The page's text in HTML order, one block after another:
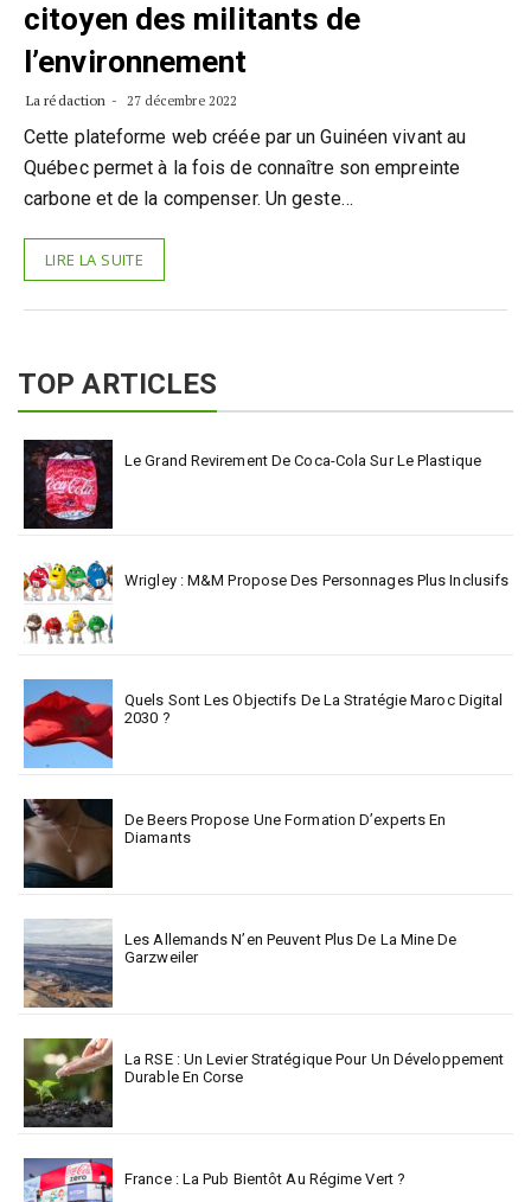
citoyen des militants de
l’environnement
La rédaction 27 décembre 2022
Cette plateforme web créée par un Guinéen vivant au
Québec permet à la fois de connaître son empreinte
carbone et de la compenser. Un geste…
LIRE LA SUITE
TOP ARTICLES
Le Grand Revirement De Coca-Cola Sur Le Plastique
Wrigley : M&M Propose Des Personnages Plus Inclusifs
Quels Sont Les Objectifs De La Stratégie Maroc Digital
2030 ?
De Beers Propose Une Formation D’experts En
Diamants
Les Allemands N’en Peuvent Plus De La Mine De
Garzweiler
La RSE : Un Levier Stratégique Pour Un Développement
Durable En Corse
France : La Pub Bientôt Au Régime Vert ?